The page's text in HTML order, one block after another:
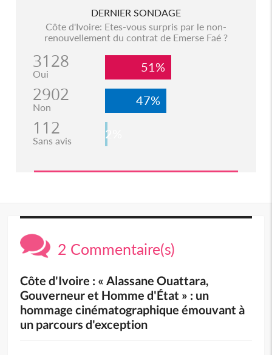
DERNIER SONDAGE
Côte d'Ivoire: Etes-vous surpris par le non-
renouvellement du contrat de Emerse Faé ?
3128
Oui 51%
2902
Non 47%
112
Sans avis 2%
2 Commentaire(s)
Côte d'Ivoire : « Alassane Ouattara,
Gouverneur et Homme d'État » : un
hommage cinématographique émouvant à
un parcours d'exception